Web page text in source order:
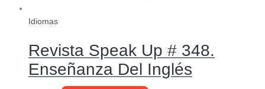
Idiomas
Revista Speak Up # 348.
Enseñanza Del Inglés